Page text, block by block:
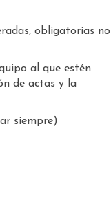
obligatorias no
al que estén
de actas y la
siempre)